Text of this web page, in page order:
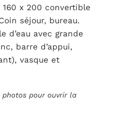
x 200 convertible
séjour, bureau.
d’eau avec grande
barre d’appui,
vasque et
photos pour ouvrir la